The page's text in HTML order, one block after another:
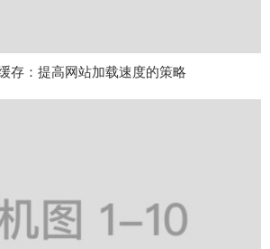
存：提高网站加载速度的策略